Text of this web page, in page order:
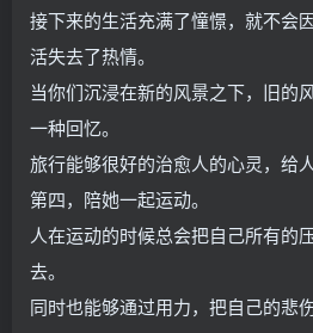
接下来的生活充满了憧憬，就不会
活失去了热情。
当你们沉浸在新的风景之下，旧的
一种回忆。
旅行能够很好的治愈人的心灵，给
第四，陪她一起运动。
人在运动的时候总会把自己所有的
去。
同时也能够通过用力，把自己的悲